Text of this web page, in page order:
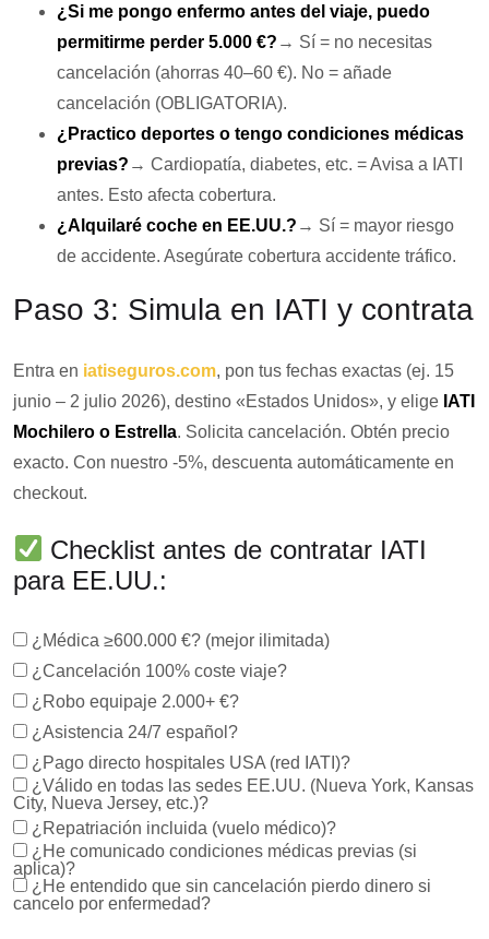
¿Si me pongo enfermo antes del viaje, puedo
permitirme perder 5.000 €? → Sí = no necesitas
cancelación (ahorras 40–60 €). No = añade
cancelación (OBLIGATORIA).
¿Practico deportes o tengo condiciones médicas
previas? → Cardiopatía, diabetes, etc. = Avisa a IATI
antes. Esto afecta cobertura.
¿Alquilaré coche en EE.UU.? → Sí = mayor riesgo
de accidente. Asegúrate cobertura accidente tráfico.
Paso 3: Simula en IATI y contrata
Entra en iatiseguros.com, pon tus fechas exactas (ej. 15
junio – 2 julio 2026), destino «Estados Unidos», y elige IATI
Mochilero o Estrella. Solicita cancelación. Obtén precio
exacto. Con nuestro -5%, descuenta automáticamente en
checkout.
Checklist antes de contratar IATI
para EE.UU.:
¿Médica ≥600.000 €? (mejor ilimitada)
¿Cancelación 100% coste viaje?
¿Robo equipaje 2.000+ €?
¿Asistencia 24/7 español?
¿Pago directo hospitales USA (red IATI)?
¿Válido en todas las sedes EE.UU. (Nueva York, Kansas
City, Nueva Jersey, etc.)?
¿Repatriación incluida (vuelo médico)?
¿He comunicado condiciones médicas previas (si
aplica)?
¿He entendido que sin cancelación pierdo dinero si
cancelo por enfermedad?